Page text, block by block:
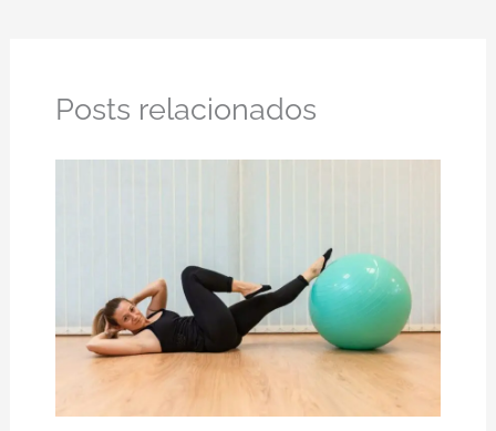
Posts relacionados